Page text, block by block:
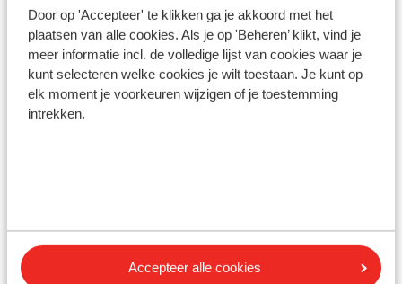
Door op 'Accepteer' te klikken ga je akkoord met het
plaatsen van alle cookies. Als je op 'Beheren’ klikt, vind je
meer informatie incl. de volledige lijst van cookies waar je
kunt selecteren welke cookies je wilt toestaan. Je kunt op
elk moment je voorkeuren wijzigen of je toestemming
intrekken.
Accepteer alle cookies
Ook interessant voor jou